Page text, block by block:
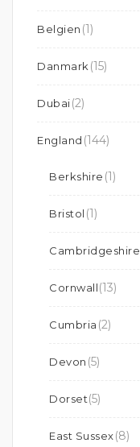
Belgien (1)
Danmark (15)
Dubai(2)
England (144)
Berkshire (1)
Bristol (1)
Cambridgeshire
Cornwall(13)
Cumbria (2)
Devon (5)
Dorset(5)
East Sussex(8)